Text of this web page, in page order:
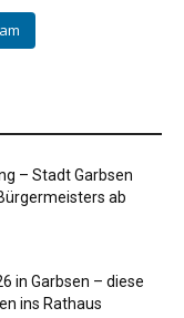
– Stadt Garbsen
ab
in Garbsen – diese
ins Rathaus